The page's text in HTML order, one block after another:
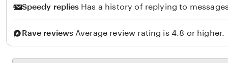
Speedy replies Has a history of replying to
Rave reviews Average review rating is 4.8 or higher.